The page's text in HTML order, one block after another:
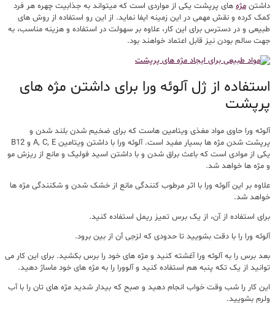
داشتن مژه های پرپشت یکی از مواردی است که میتواند به جذابیت چهره هر فرد
کمک کرده و نقش مهمی در این زمینه ایفا نماید. از این رو استفاده از روش های
طبیعی و در دسترس برای این کار، علاوه بر سهولت در استفاده و هزینه مناسب، به
جهت سالم بودن نیز قابل اعتماد خواهند بود.
استفاده از ژل آلوئه ورا برای داشتن مژه های
پرپشت
آلوئه ورا حاوی مواد مغذی ویتامین هاست که برای ضخیم شدن بلند شدن و
پرپشت شدن مژه ها بسیار مفید است. آلوئه ورا با داشتن ویتامین A, C, E و B12
یکی از موادی است که باعث براق شدن و با داشتن اسید فولیک و مانع از ریزش مو
و مژه ها خواهد شد.
علاوه بر این آلوئه ورا با اثر مرطوب کنندگی مانع از خشک شدن و شکنندگی مژه ها
خواهد شد.
برای استفاده از آن، از یک برس تمیز ریمل استفاده کنید.
آلوئه ورا را با دقت بشویید تا حدودی که لزجی آن از بین برود.
بعد برس را به آلوئه ورا آغشته کنید و مژه های خود را برس بکشید. برای این کار می
توانید از یک تکه پنبه هم استفاده کنید و آلوورا را به مژه های خود ماساژ دهید.
این کار را شب وقت خواب انجام دهید و صبح که بیدار شدید مژه های تان را با آب
ولرم بشویید.